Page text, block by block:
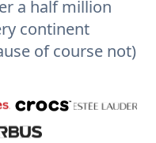
a half million
continent
of course not)